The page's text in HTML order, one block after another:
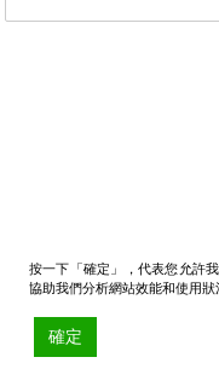
按一下「確定」，代表您允許
協助我們分析網站效能和使用狀
確定